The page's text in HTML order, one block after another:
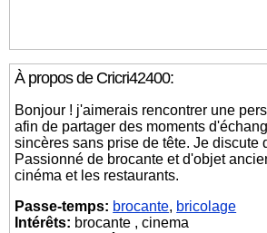
À propos de Cricri42400:
Bonjour ! j'aimerais rencontrer une
afin de partager des moments
sincères sans prise de tête. Je discute
Passionné de brocante et d'objet
cinéma et les restaurants.
Passe-temps: brocante, bricolage
Intérêts: brocante , cinema